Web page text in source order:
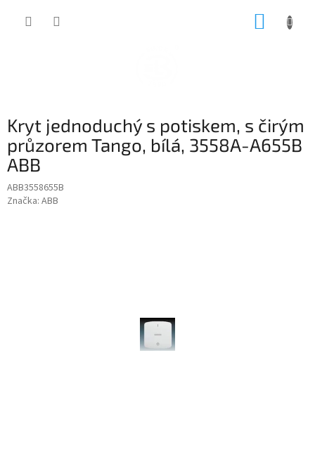
Kryt jednoduchý s potiskem, s čirým
průzorem Tango, bílá, 3558A-A655B
ABB
ABB3558655B
Značka: ABB